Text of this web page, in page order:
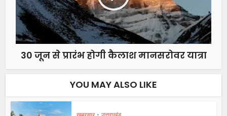
30 जून से प्रारंभ होगी कैलाश मानसरोवर यात्रा
YOU MAY ALSO LIKE